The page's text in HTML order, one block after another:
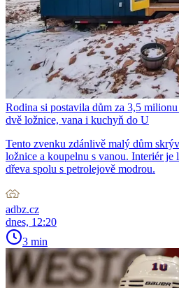
Rodina si postavila dům za 3,5
dvě ložnice, vana i kuchyň do U
Tento zvenku zdánlivě malý dům
ložnice a koupelnu s vanou. Interiér je
dřeva spolu s petrolejově modrou.
adbz.cz
dnes, 12:20
3 min